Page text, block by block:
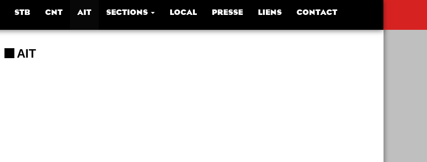
STB CNT AIT SECTIONS LOCAL PRESSE LIENS CONTACT
AIT